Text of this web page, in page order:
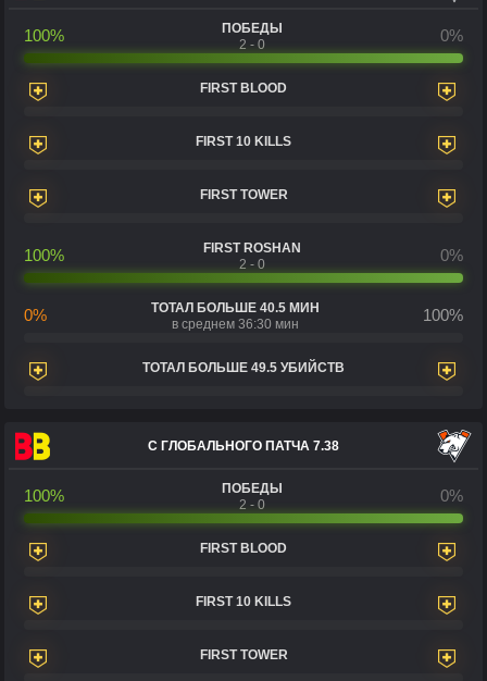
100%
ПОБЕДЫ
2 - 0
0%
FIRST BLOOD
FIRST 10 KILLS
FIRST TOWER
100%
FIRST ROSHAN
2 - 0
0%
0%
ТОТАЛ БОЛЬШЕ 40.5 МИН
в среднем 36:30 мин
100%
ТОТАЛ БОЛЬШЕ 49.5 УБИЙСТВ
С ГЛОБАЛЬНОГО ПАТЧА 7.38
100%
ПОБЕДЫ
2 - 0
0%
FIRST BLOOD
FIRST 10 KILLS
FIRST TOWER